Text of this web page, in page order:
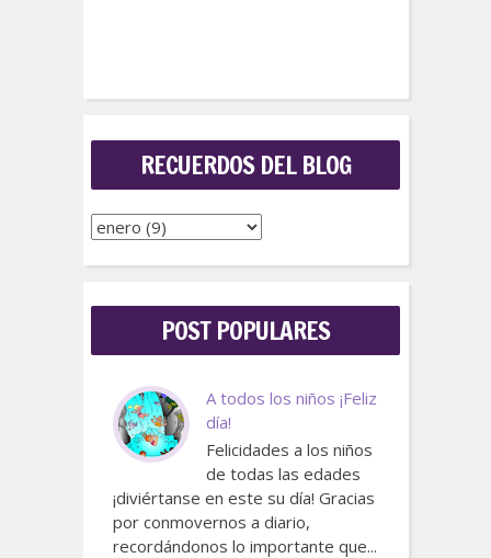
RECUERDOS DEL BLOG
POST POPULARES
A todos los niños ¡Feliz
día!
Felicidades a los niños
de todas las edades
¡diviértanse en este su día! Gracias
por conmovernos a diario,
recordándonos lo importante que...